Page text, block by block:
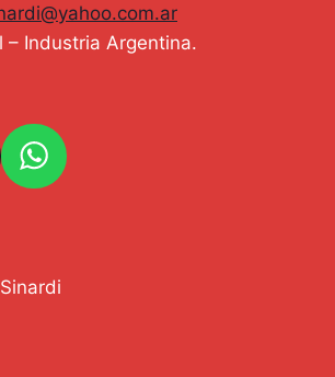
– Industria Argentina.